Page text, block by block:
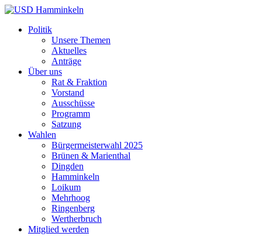
Politik
Unsere Themen
Aktuelles
Anträge
Über uns
Rat & Fraktion
Vorstand
Ausschüsse
Programm
Satzung
Wahlen
Bürgermeisterwahl 2025
Brünen & Marienthal
Dingden
Hamminkeln
Loikum
Mehrhoog
Ringenberg
Wertherbruch
Mitglied werden